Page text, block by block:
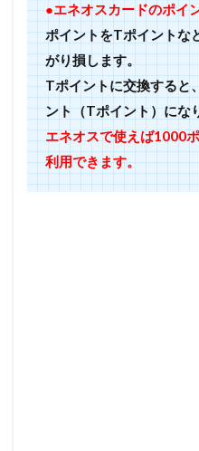
●エネオスカードのポイ
ポイントをTポイントな
がり損します。
Tポイントに交換すると
ント（Tポイント）にな
エネオスで使えば1000
利用できます。